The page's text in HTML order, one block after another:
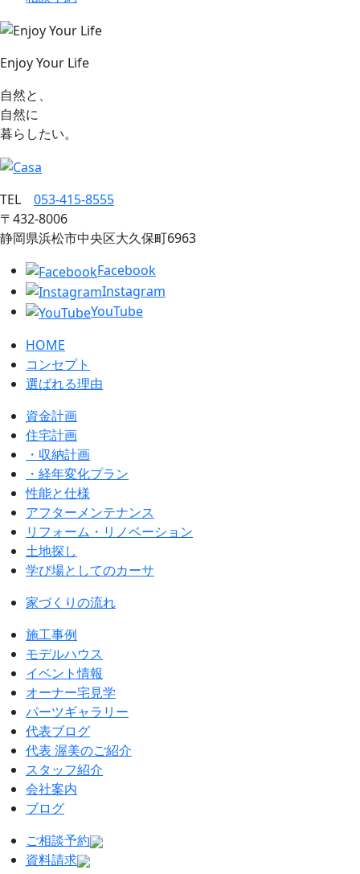
Enjoy Your Life
自然と、
自然に
暮らしたい。
TEL 053‐415‐8555
〒432‐8006
静岡県浜松市中央区大久保町6963
Facebook
Instagram
YouTube
HOME
コンセプト
選ばれる理由
資金計画
住宅計画
・収納計画
・経年変化プラン
性能と仕様
アフターメンテナンス
リフォーム・リノベーション
土地探し
学び場としてのカーサ
家づくりの流れ
施工事例
モデルハウス
イベント情報
オーナー宅見学
パーツギャラリー
代表ブログ
代表 渥美のご紹介
スタッフ紹介
会社案内
ブログ
ご相談予約
資料請求